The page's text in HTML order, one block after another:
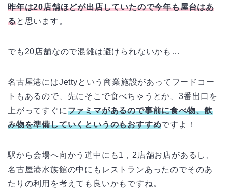
昨年は20店舗ほどが出店していたので今年も屋台はあ
ると思います。
でも20店舗なので混雑は避けられないかも…
名古屋港にはJettyという商業施設があってフードコー
トもあるので、先にそこで食べちゃうとか、3番出口を
上がってすぐにファミマがあるので事前に食べ物、飲
み物を準備していくというのもおすすめですよ！
駅から会場へ向かう道中にも1，2店舗お店があるし、
名古屋港水族館の中にもレストランあったのでそのあ
たりの利用を考えても良いかもですね。